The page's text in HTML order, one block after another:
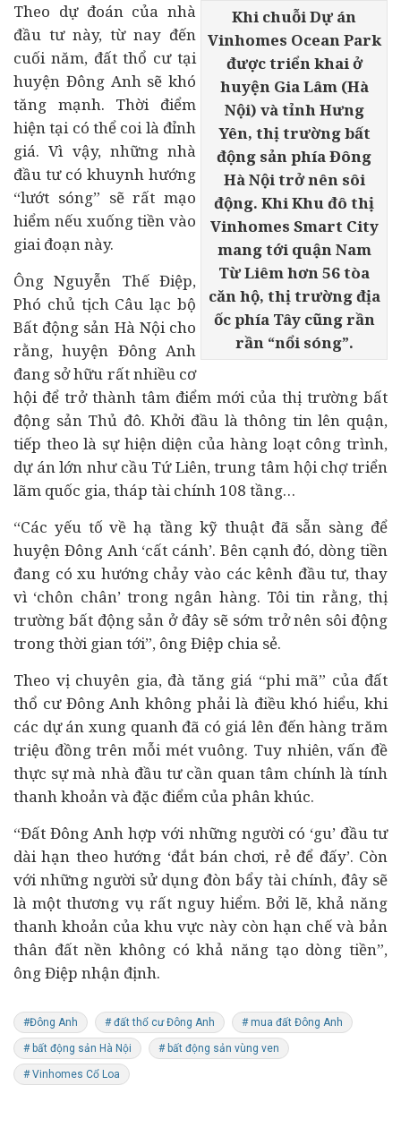
Khi chuỗi Dự án
Vinhomes Ocean Park
được triển khai ở
huyện Gia Lâm (Hà
Nội) và tỉnh Hưng
Yên, thị trường bất
động sản phía Đông
Hà Nội trở nên sôi
động. Khi Khu đô thị
Vinhomes Smart City
mang tới quận Nam
Từ Liêm hơn 56 tòa
căn hộ, thị trường địa
ốc phía Tây cũng rần
rần “nổi sóng”.
Theo dự đoán của nhà
đầu tư này, từ nay đến
cuối năm, đất thổ cư tại
huyện Đông Anh sẽ khó
tăng mạnh. Thời điểm
hiện tại có thể coi là đỉnh
giá. Vì vậy, những nhà
đầu tư có khuynh hướng
“lướt sóng” sẽ rất mạo
hiểm nếu xuống tiền vào
giai đoạn này.
Ông Nguyễn Thế Điệp,
Phó chủ tịch Câu lạc bộ
Bất động sản Hà Nội cho
rằng, huyện Đông Anh
đang sở hữu rất nhiều cơ
hội để trở thành tâm điểm mới của thị trường bất
động sản Thủ đô. Khởi đầu là thông tin lên quận,
tiếp theo là sự hiện diện của hàng loạt công trình,
dự án lớn như cầu Tứ Liên, trung tâm hội chợ triển
lãm quốc gia, tháp tài chính 108 tầng…
“Các yếu tố về hạ tầng kỹ thuật đã sẵn sàng để
huyện Đông Anh ‘cất cánh’. Bên cạnh đó, dòng tiền
đang có xu hướng chảy vào các kênh đầu tư, thay
vì ‘chôn chân’ trongngân hàng. Tôi tin rằng, thị
trường bất động sản ở đây sẽ sớm trở nên sôi động
trong thời gian tới”, ông Điệp chia sẻ.
Theo vị chuyên gia, đà tăng giá “phi mã” của đất
thổ cư Đông Anh không phải là điều khó hiểu, khi
các dự án xung quanh đã có giá lên đến hàng trăm
triệu đồng trên mỗi mét vuông. Tuy nhiên, vấn đề
thực sự mà nhà đầu tư cần quan tâm chính là tính
thanh khoản và đặc điểm của phân khúc.
“Đất Đông Anh hợp với những người có ‘gu’ đầu tư
dài hạn theo hướng ‘đắt bán chơi, rẻ để đấy’. Còn
với những người sử dụng đòn bẩy tài chính, đây sẽ
là một thương vụ rất nguy hiểm. Bởi lẽ, khả năng
thanh khoản của khu vực này còn hạn chế và bản
thân đất nền không có khả năng tạo dòng tiền”,
ông Điệp nhận định.
#Đông Anh # đất thổ cư Đông Anh # mua đất Đông Anh
# bất động sản Hà Nội # bất động sản vùng ven
# Vinhomes Cổ Loa